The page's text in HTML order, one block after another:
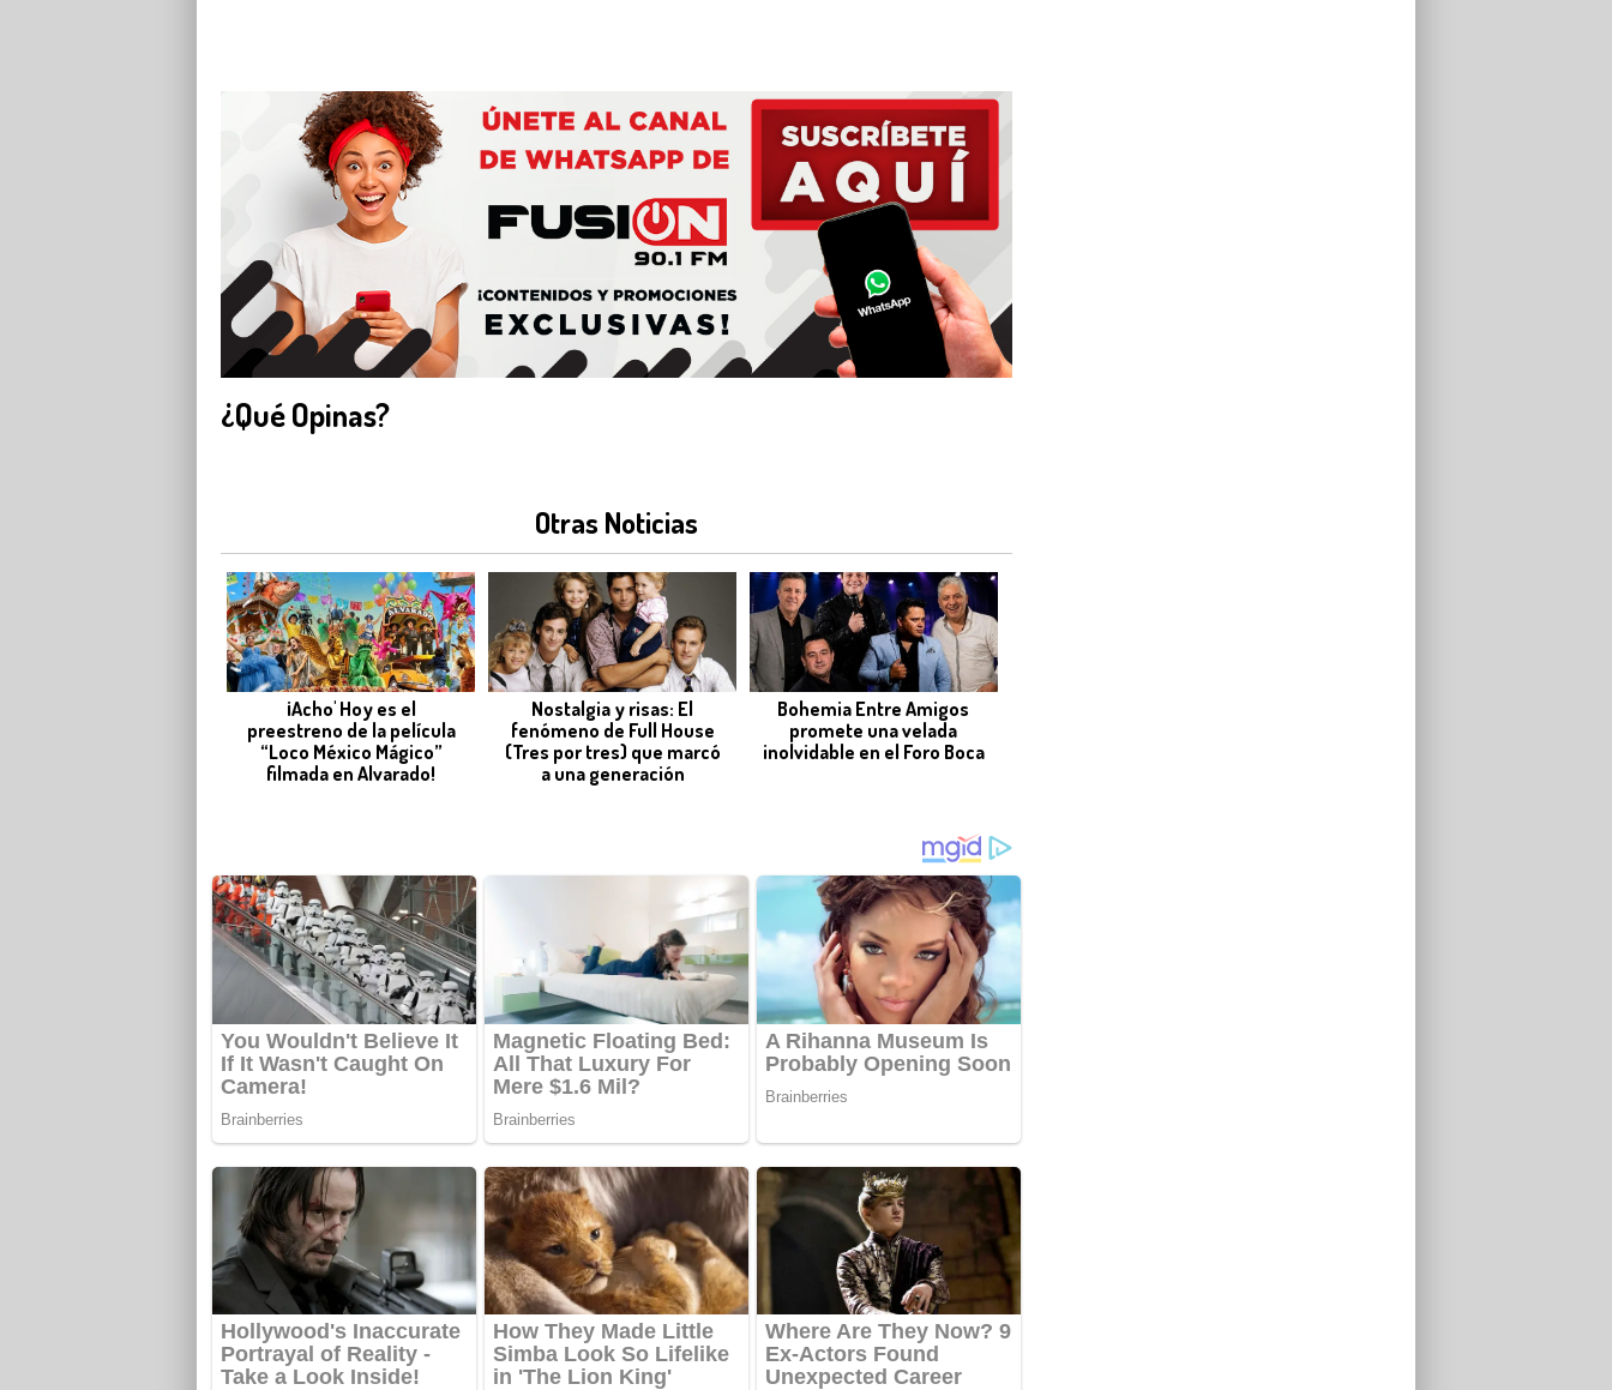
¿Qué Opinas?
Otras Noticias
¡Acho' Hoy es el
preestreno de la película
“Loco México Mágico”
filmada en Alvarado!
Nostalgia y risas: El
fenómeno de Full House
(Tres por tres) que marcó
a una generación
Bohemia Entre Amigos
promete una velada
inolvidable en el Foro Boca